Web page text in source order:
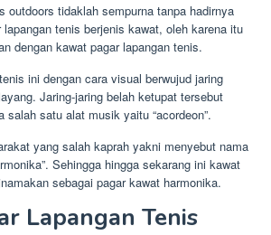
outdoors tidaklah sempurna tanpa hadirnya
lapangan tenis berjenis kawat, oleh karena itu
dengan kawat pagar lapangan tenis.
ini dengan cara visual berwujud jaring
Jaring-jaring belah ketupat tersebut
salah satu alat musik yaitu “acordeon”.
yang salah kaprah yakni menyebut nama
Sehingga hingga sekarang ini kawat
sebagai pagar kawat harmonika.
Lapangan Tenis